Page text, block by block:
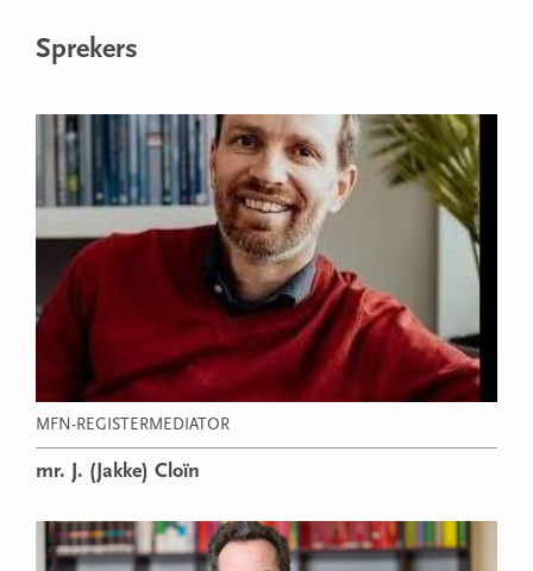
Sprekers
MFN-REGISTERMEDIATOR
mr. J. (Jakke) Cloïn